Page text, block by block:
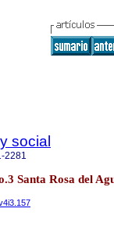
social
2281
Santa Rosa del